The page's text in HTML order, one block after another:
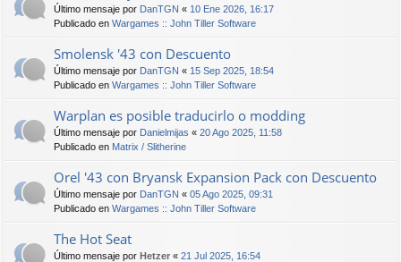
Último mensaje por DanTGN « 10 Ene 2026, 16:17
Publicado en Wargames :: John Tiller Software
Smolensk '43 con Descuento
Último mensaje por DanTGN « 15 Sep 2025, 18:54
Publicado en Wargames :: John Tiller Software
Warplan es posible traducirlo o modding
Último mensaje por Danielmijas « 20 Ago 2025, 11:58
Publicado en Matrix / Slitherine
Orel '43 con Bryansk Expansion Pack con Descuento
Último mensaje por DanTGN « 05 Ago 2025, 09:31
Publicado en Wargames :: John Tiller Software
The Hot Seat
Último mensaje por Hetzer « 21 Jul 2025, 16:54